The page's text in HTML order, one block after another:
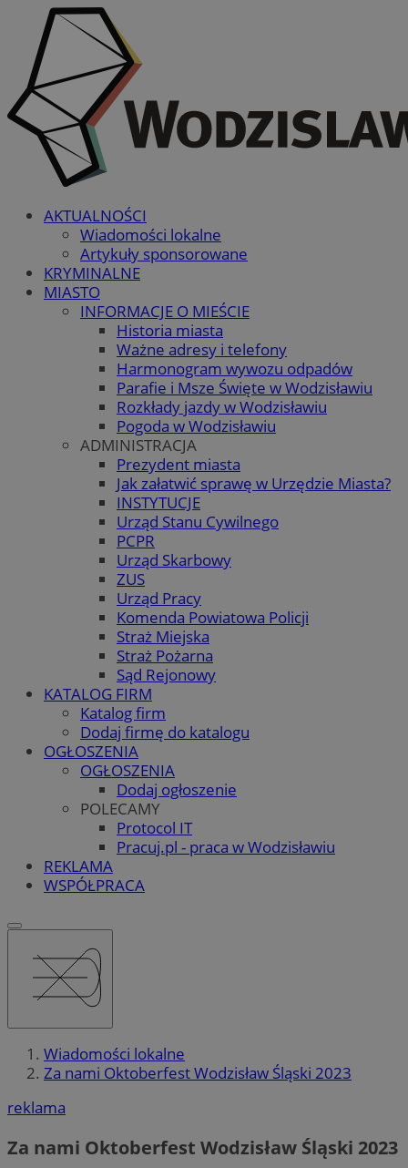
AKTUALNOŚCI
Wiadomości lokalne
Artykuły sponsorowane
KRYMINALNE
MIASTO
INFORMACJE O MIEŚCIE
Historia miasta
Ważne adresy i telefony
Harmonogram wywozu odpadów
Parafie i Msze Święte w Wodzisławiu
Rozkłady jazdy w Wodzisławiu
Pogoda w Wodzisławiu
ADMINISTRACJA
Prezydent miasta
Jak załatwić sprawę w Urzędzie Miasta?
INSTYTUCJE
Urząd Stanu Cywilnego
PCPR
Urząd Skarbowy
ZUS
Urząd Pracy
Komenda Powiatowa Policji
Straż Miejska
Straż Pożarna
Sąd Rejonowy
KATALOG FIRM
Katalog firm
Dodaj firmę do katalogu
OGŁOSZENIA
OGŁOSZENIA
Dodaj ogłoszenie
POLECAMY
Protocol IT
Pracuj.pl - praca w Wodzisławiu
REKLAMA
WSPÓŁPRACA
Wiadomości lokalne
Za nami Oktoberfest Wodzisław Śląski 2023
reklama
Za nami Oktoberfest Wodzisław Śląski 2023